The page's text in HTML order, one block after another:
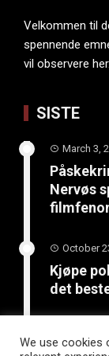
Velkommen til
spennende
vil observere her.
SISTE
March 3,
Nervøs
October
Kjøpe
det
Bli
We use cookies